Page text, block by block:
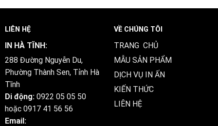
LIÊN HỆ
IN HÀ TĨNH:
288 Đường Nguyễn Du,
Phường Thành Sen, Tỉnh Hà
Tĩnh
Di động: 0922 05 05 50
hoặc 0917 41 56 56
Email:
VỀ CHÚNG TÔI
TRANG CHỦ
MẪU SẢN PHẨM
DỊCH VỤ IN ẤN
KIẾN THỨC
LIÊN HỆ